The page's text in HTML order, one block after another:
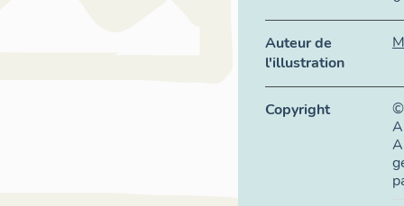
Auteur de
l'illustration
Copyright